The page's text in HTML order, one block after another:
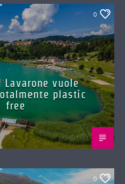
0
vuole
plastic
free
0